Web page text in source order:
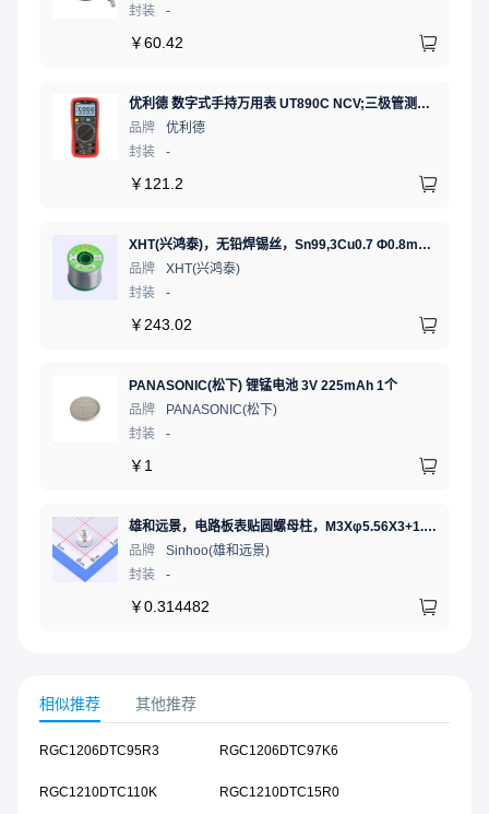
封装
-
￥60.42
优利德 数字式手持万用表 UT890C NCV;三极管测试;二极管测试;火线辨别;真有效值;通断测试
品牌
优利德
封装
-
￥ 121.2
XHT(兴鸿泰)，无铅焊锡丝，Sn99,3Cu0.7 Ф0.8mm 500G，环保锡线，免洗焊锡丝/锡线,1卷（含松香）
品牌
XHT(兴鸿泰)
封装
-
￥ 243.02
PANASONIC(松下) 锂锰电池 3V 225mAh 1个
品牌
PANASONIC(松下)
封装
-
￥ 1
雄和远景，电路板表贴圆螺母柱，M3Xφ5.56X3+1.53，铜镀锡，编带装
品牌
Sinhoo(雄和远景)
封装
-
￥0.314482
相似推荐 其他推荐
RGC1206DTC95R3 RGC1206DTC97K6
RGC1210DTC110K RGC1210DTC15R0